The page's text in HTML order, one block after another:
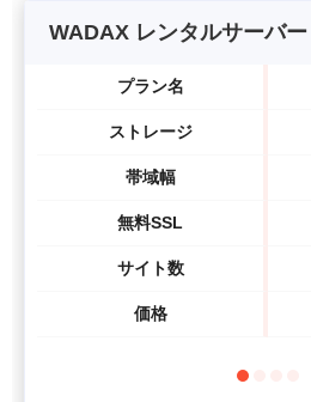
WADAX レンタルサーバー
プラン名
ストレージ
帯域幅
無料SSL
サイト数
価格